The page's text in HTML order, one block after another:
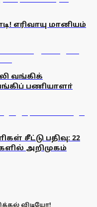
எரிவாயு மானியம்
வங்கிக்
பணியாளா்
சீட்டு பதிவு: 22
அறிமுகம்
விடியோ!